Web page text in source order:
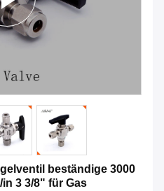
beständige 3000
3 3/8" für Gas